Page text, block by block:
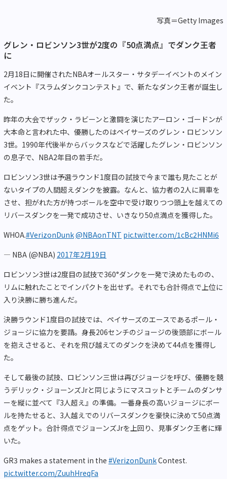
写真＝Getty Images
グレン・ロビンソン3世が2度の『50点満点』でダンク王者
に
2月18日に開催されたNBAオールスター・サタデーイベントのメイン
イベント『スラムダンクコンテスト』で、新たなダンク王者が誕生し
た。
昨年の大会でザック・ラビーンと激闘を演じたアーロン・ゴードンが
大本命と言われた中、優勝したのはペイサーズのグレン・ロビンソン
3世。1990年代後半からバックスなどで活躍したグレン・ロビンソン
の息子で、NBA2年目の若手だ。
ロビンソン3世は予選ラウンド1度目の試技で今まで誰も見たことが
ないタイプの人間超えダンクを披露。なんと、協力者の2人に肩車を
させ、担がれた方が持つボールを空中で受け取りつつ頭上を越えての
リバースダンクを一発で成功させ、いきなり50点満点を獲得した。
WHOA.#VerizonDunk@NBAonTNT pic.twitter.com/1cBc2HNMi6
— NBA (@NBA) 2017年2月19日
ロビンソン3世は2度目の試技で360°ダンクを一発で決めたものの、
リムに触れたことでインパクトを出せず。それでも合計得点で上位に
入り決勝に勝ち進んだ。
決勝ラウンド1度目の試技では、ペイサーズのエースであるポール・
ジョージに協力を要請。身長206センチのジョージの後頭部にボール
を抱えさせると、それを飛び越えてのダンクを決めて44点を獲得し
た。
そして最後の試技、ロビンソン三世は再びジョージを呼び、優勝を競
うデリック・ジョーンズJrと同じようにマスコットとチームのダンサ
ーを縦に並べて『3人超え』の準備。一番身長の高いジョージにボー
ルを持たせると、3人越えでのリバースダンクを豪快に決めて50点満
点をゲット。合計得点でジョーンズJrを上回り、見事ダンク王者に輝
いた。
GR3 makes a statement in the #VerizonDunkContest.
pic.twitter.com/ZuuhHreqFa